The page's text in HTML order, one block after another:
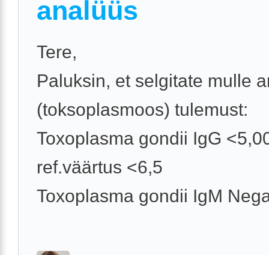
analüüs
Tere,
Paluksin, et selgitate mulle
(toksoplasmoos) tulemust:
Toxoplasma gondii IgG
ref.väärtus <6,5
Toxoplasma gondii IgM